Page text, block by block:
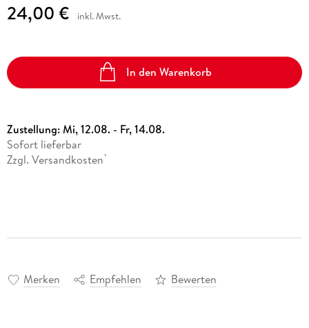
24,00 € inkl. Mwst.
In den Warenkorb
Zustellung:Mi, 12.08. - Fr, 14.08.
Sofort lieferbar
Zzgl. Versandkosten *
Merken Empfehlen Bewerten